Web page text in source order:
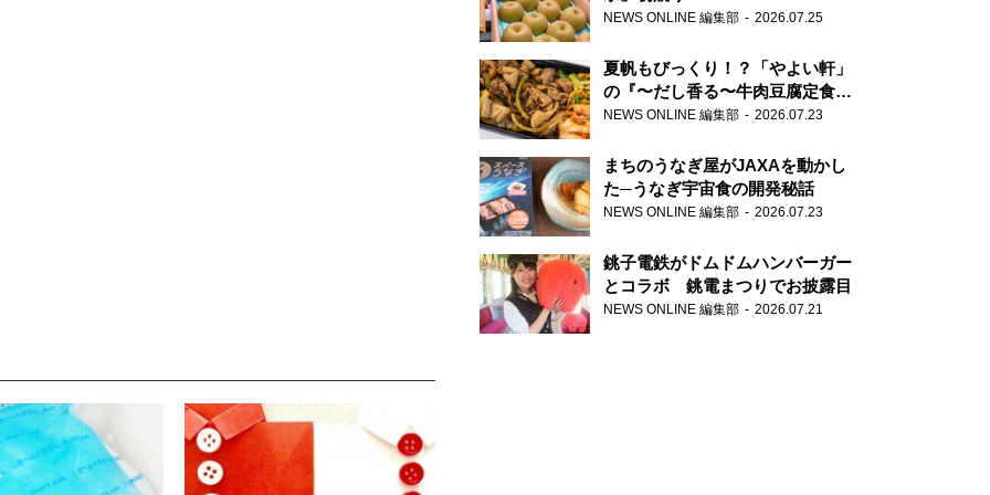
NEWS ONLINE 編集部 2026.07.25
夏帆もびっくり！？「やよい軒」
の『〜だし香る〜牛肉豆腐定食』
が香り高すぎる
NEWS ONLINE 編集部 2026.07.23
まちのうなぎ屋がJAXAを動かし
た─うなぎ宇宙食の開発秘話
NEWS ONLINE 編集部 2026.07.23
銚子電鉄がドムドムハンバーガー
とコラボ 銚電まつりでお披露目
NEWS ONLINE 編集部 2026.07.21